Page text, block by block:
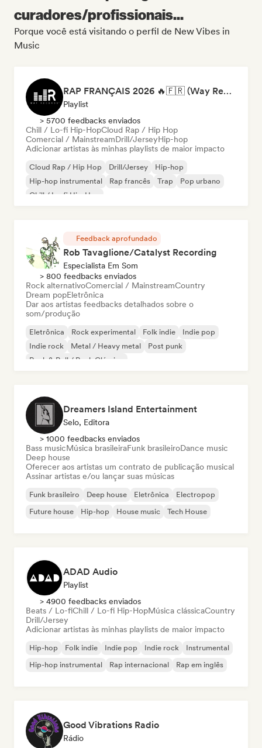
curadores/profissionais...
Porque você está visitando o perfil de New Vibes in
Music
RAP FRANÇAIS 2026 🔥🇫🇷 (Way Records)
Playlist
> 5700 feedbacks enviados
Chill / Lo-fi Hip-HopCloud Rap / Hip Hop
Comercial / MainstreamDrill/JerseyHip-hop
Adicionar artistas às minhas playlists de maior impacto
Cloud Rap / Hip Hop Drill/Jersey
Hip-hop
Hip-hop instrumental
Rap francês Trap
Pop urbano
Chill / Lo-fi Hip-Hop
Feedback aprofundado
Rob Tavaglione/Catalyst Recording
Especialista Em Som
> 800 feedbacks enviados
Rock alternativoComercial / MainstreamCountry
Dream popEletrônica
Dar aos artistas feedbacks detalhados sobre o
som/produção
Eletrônica Rock experimental Folk indie
Indie pop
Indie rock
Metal / Heavy metal
Post punk
Rock & Roll / Rock Clássico
Dreamers Island Entertainment
Selo, Editora
> 1000 feedbacks enviados
Bass musicMúsica brasileiraFunk brasileiroDance music
Deep house
Oferecer aos artistas um contrato de publicação musical
Assinar artistas e/ou lançar suas músicas
Funk brasileiro Deep house Eletrônica
Electropop
Future house
Hip-hop House music Tech House
ADAD Audio
Playlist
> 4900 feedbacks enviados
Beats / Lo-fiChill / Lo-fi Hip-HopMúsica clássicaCountry
Drill/Jersey
Adicionar artistas às minhas playlists de maior impacto
Hip-hop Folk indie Indie pop Indie rock
Instrumental
Hip-hop instrumental
Rap internacional Rap em inglês
Good Vibrations Radio
Rádio